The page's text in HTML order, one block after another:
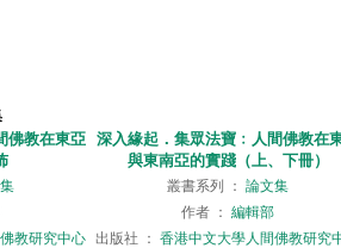
佛教在東亞
教研究中心
深入緣起．集眾法寶﹕人間佛教在
與東南亞的實踐（上、下冊）
叢書系列 ： 論文集
作者 ： 編輯部
出版社
： 香港中文大學人間佛教研究